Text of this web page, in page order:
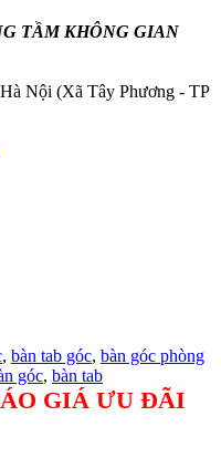
TẦM KHÔNG GIAN
Nội (Xã Tây Phương - TP
, bàn tab góc, bàn góc phòng
góc, bàn tab
GIÁ ƯU ĐÃI